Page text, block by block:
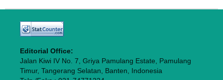
Editorial Office:
Jalan Kiwi IV No. 7, Griya Pamulang Estate, Pamulang
Timur, Tangerang Selatan, Banten, Indonesia